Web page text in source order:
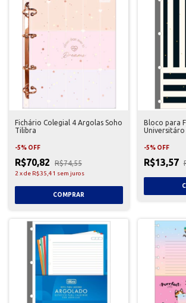
Fichário Colegial 4 Argolas Soho
Tilibra
-5% OFF
R$70,82 R$74,55
2 xde R$35,41 sem juros
Bloco para
Universitáro
-5% OFF
R$13,57